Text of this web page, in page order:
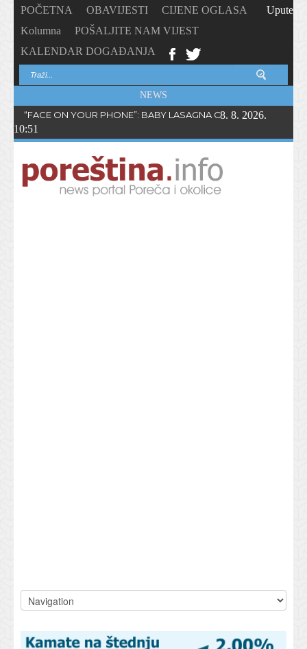
POČETNA OBAVIJESTI
CIJENE OGLASA
Kolumna
POŠALJITE NAM VIJEST
KALENDAR DOGAĐANJA
Upute
NEWS
“FACE ON YOUR PHONE”: BABY LASAGNA OBJAVIO NOVI
8. 8. 2026.
10:51